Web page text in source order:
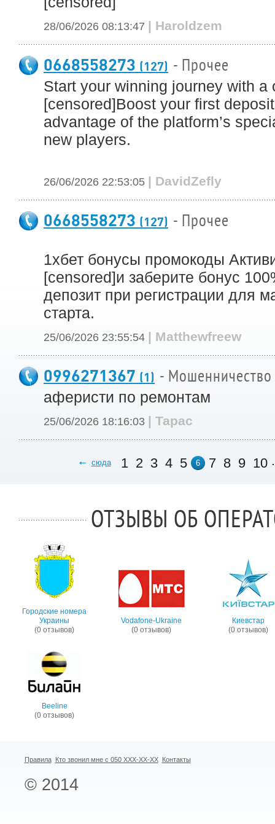
28/06/2026 08:13:47 | Haroldzem
0668558273 (127) - Прочее
Start your winning journey with a
[censored]Boost your first
advantage of the platform’s
new players.
26/06/2026 22:53:05 | DavidZefly
0668558273 (127) - Прочее
1хбет бонусы промокоды
[censored]и заберите бонус
депозит при регистрации для
старта.
25/06/2026 23:55:54 | Matthewfreew
0996271367 (1) - Мошенничество
аферисти по ремонтам
25/06/2026 18:16:03 | Тарас
сюда 1 2 3 4 5 6 7 8 9 10
ОТЗЫВЫ ОБ
Городские номера
Украины
(0 отзывов)
Vodafone-Ukraine
(0 отзывов)
Киевстар
(0 отзывов)
Beeline
(0 отзывов)
Правила Кто звонил мне с 050 XXX-XX-XX Контакты
© 2014